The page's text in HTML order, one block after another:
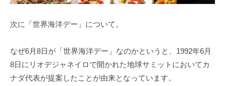
次に「世界海洋デー」について。
なぜ6月8日が「世界海洋デー」なのかというと、1992年6月
8日にリオデジャネイロで開かれた地球サミットにおいてカ
ナダ代表が提案したことが由来となっています。